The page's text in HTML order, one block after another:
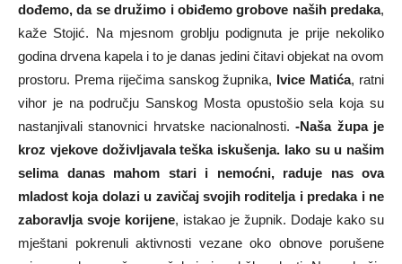
dođemo, da se družimo i obiđemo grobove naših predaka,
kaže Stojić. Na mjesnom groblju podignuta je prije nekoliko
godina drvena kapela i to je danas jedini čitavi objekat na ovom
prostoru. Prema riječima sanskog župnika, Ivice Matića, ratni
vihor je na području Sanskog Mosta opustošio sela koja su
nastanjivali stanovnici hrvatske nacionalnosti.-Naša župa je
kroz vjekove doživljavala teška iskušenja. Iako su u našim
selima danas mahom stari i nemoćni, raduje nas ova
mladost koja dolazi u zavičaj svojih roditelja i predaka i ne
zaboravlja svoje korijene, istakao je župnik. Dodaje kako su
mještani pokrenuli aktivnosti vezane oko obnove porušene